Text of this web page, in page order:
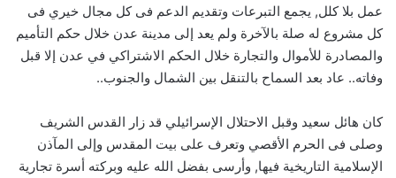
عمل بلا كلل, يجمع التبرعات وتقديم الدعم فى كل مجال خيري فى
كل مشروع له صلة بالآخرة ولم يعد إلى مدينة عدن خلال حكم التأميم
والمصادرة للأموال والتجارة خلال الحكم الاشتراكي في عدن إلا قبل
وفاته.. عاد بعد السماح بالتنقل بين الشمال والجنوب..
كان هائل سعيد وقبل الاحتلال الإسرائيلي قد زار القدس الشريف
وصلى فى الحرم الأقصي وتعرف على بيت المقدس وإلى المآذن
الإسلامية التاريخية فيها, وأرسى بفضل الله عليه وبركته أسرة تجارية